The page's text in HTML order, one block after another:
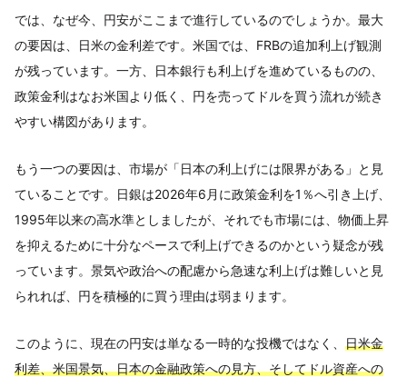
では、なぜ今、円安がここまで進行しているのでしょうか。最大
の要因は、日米の金利差です。米国では、FRBの追加利上げ観測
が残っています。一方、日本銀行も利上げを進めているものの、
政策金利はなお米国より低く、円を売ってドルを買う流れが続き
やすい構図があります。
もう一つの要因は、市場が「日本の利上げには限界がある」と見
ていることです。日銀は2026年6月に政策金利を1％へ引き上げ、
1995年以来の高水準としましたが、それでも市場には、物価上昇
を抑えるために十分なペースで利上げできるのかという疑念が残
っています。景気や政治への配慮から急速な利上げは難しいと見
られれば、円を積極的に買う理由は弱まります。
このように、現在の円安は単なる一時的な投機ではなく、 日米金
利差、米国景気、日本の金融政策への見方、そしてドル資産への